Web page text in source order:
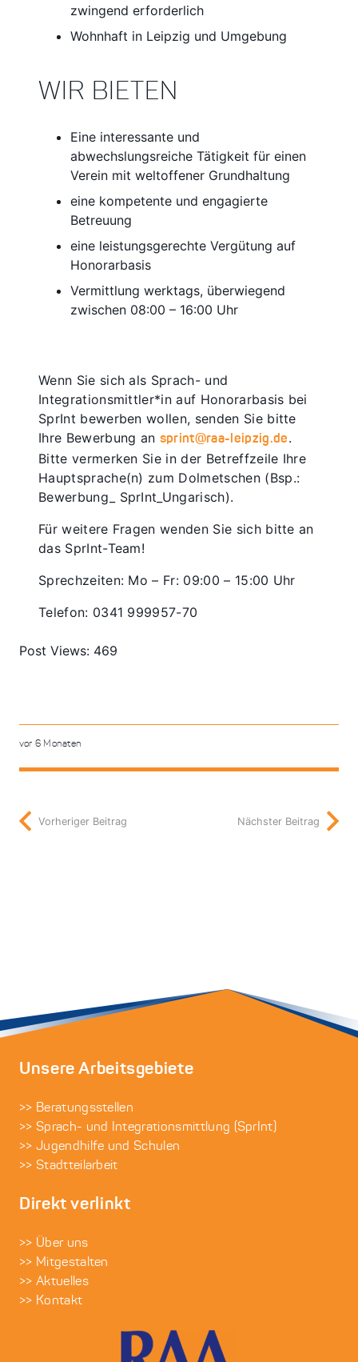
zwingend erforderlich
Wohnhaft in Leipzig und Umgebung
WIR BIETEN
Eine interessante und
abwechslungsreiche Tätigkeit für einen
Verein mit weltoffener Grundhaltung
eine kompetente und engagierte
Betreuung
eine leistungsgerechte Vergütung auf
Honorarbasis
Vermittlung werktags, überwiegend
zwischen 08:00 – 16:00 Uhr
Wenn Sie sich als Sprach- und
Integrationsmittler*in auf Honorarbasis bei
SprInt bewerben wollen, senden Sie bitte
Ihre Bewerbung an sprint@raa-leipzig.de.
Bitte vermerken Sie in der Betreffzeile Ihre
Hauptsprache(n) zum Dolmetschen (Bsp.:
Bewerbung_ SprInt_Ungarisch).
Für weitere Fragen wenden Sie sich bitte an
das SprInt-Team!
Sprechzeiten: Mo – Fr: 09:00 – 15:00 Uhr
Telefon: 0341 999957-70
Post Views: 469
vor 6 Monaten
Vorheriger Beitrag Nächster Beitrag
Unsere Arbeitsgebiete
>> Beratungsstellen
>> Sprach- und Integrationsmittlung (SprInt)
>> Jugendhilfe und Schulen
>> Stadtteilarbeit
Direkt verlinkt
>> Über uns
>> Mitgestalten
>> Aktuelles
>> Kontakt